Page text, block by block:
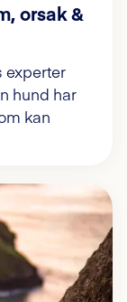
orsak &
experter
hund har
kan